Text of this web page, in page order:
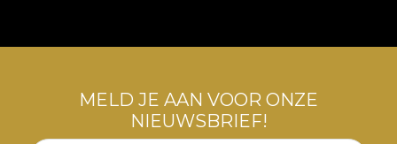
MELD JE AAN VOOR ONZE
NIEUWSBRIEF!